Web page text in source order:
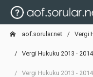
aof.sorular.net Vergi
Vergi Hukuku 2013 - 2014
Vergi Hukuku 2013 - 2014